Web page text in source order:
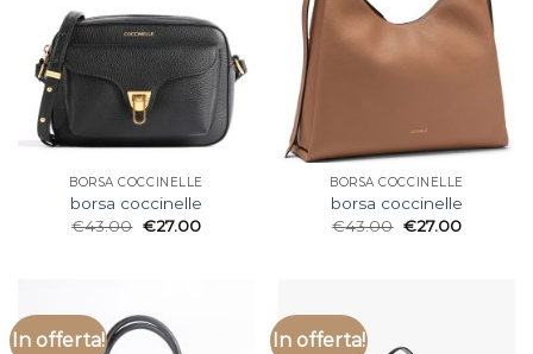
BORSA COCCINELLE
borsa coccinelle
€43.00 €27.00
BORSA COCCINELLE
borsa coccinelle
€43.00 €27.00
In offerta! In offerta!